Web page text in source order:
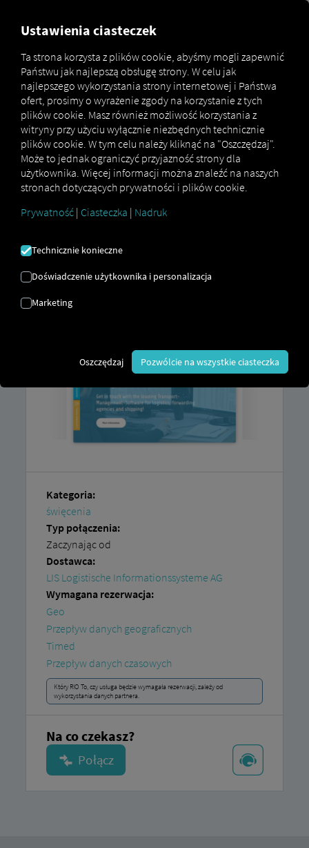
Marketplace Connectors WinSped Connect
WINSPED CONNECT
LIS Logistische Informationssysteme AG
naszych usług. Wystarczy dostęp do
Informationssysteme AG
Kategoria:
święcenia
Typ połączenia:
Zaczynając od
Dostawca:
LIS Logistische Informationssysteme AG
Wymagana rezerwacja:
Geo
Przepływ danych geograficznych
Timed
Przepływ danych czasowych
Który RIO To, czy usługa będzie wymagała rezerwacji, zależy od
wykorzystania danych partnera.
Na co czekasz?
Ustawienia ciasteczek
Ta strona korzysta z plików cookie, abyśmy mogli zapewnić
Państwu jak najlepszą obsługę strony. W celu jak
najlepszego wykorzystania strony internetowej i Państwa
ofert, prosimy o wyrażenie zgody na korzystanie z tych
plików cookie. Masz również możliwość korzystania z
witryny przy użyciu wyłącznie niezbędnych technicznie
plików cookie. W tym celu należy kliknąć na "Oszczędzaj".
Może to jednak ograniczyć przyjazność strony dla
użytkownika. Więcej informacji można znaleźć na naszych
stronach dotyczących prywatności i plików cookie.
Prywatność | Ciasteczka | Nadruk
Technicznie konieczne
Doświadczenie użytkownika i personalizacja
Marketing
Oszczędzaj Pozwólcie na wszystkie ciasteczka